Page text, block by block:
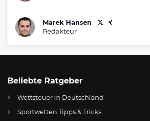
Marek Hansen
Redakteur
Beliebte Ratgeber
Wettsteuer in Deutschland
Sportwetten Tipps & Tricks